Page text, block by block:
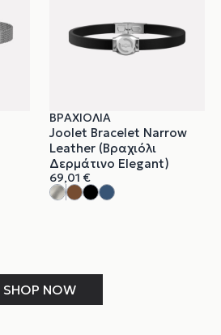
ΒΡΑΧΙΌΛΙΑ
Joolet Bracelet Narrow
Leather (Βραχιόλι
Δερμάτινο Elegant)
69,01 €
SHOP NOW